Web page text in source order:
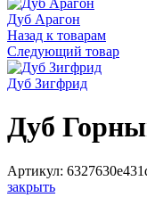
Дуб Арагон
Назад к товарам
Следующий товар
Дуб Зигфрид
Дуб
Артикул:
закрыть